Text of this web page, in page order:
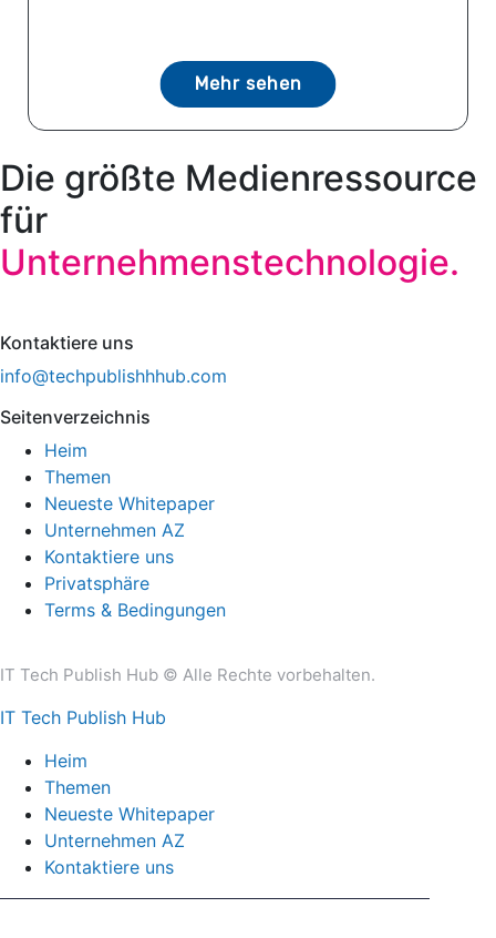
Mehr sehen
Die größte Medienressource
für
Unternehmenstechnologie.
Kontaktiere uns
info@techpublishhhub.com
Seitenverzeichnis
Heim
Themen
Neueste Whitepaper
Unternehmen AZ
Kontaktiere uns
Privatsphäre
Terms & Bedingungen
IT Tech Publish Hub © Alle Rechte vorbehalten.
IT Tech Publish Hub
Heim
Themen
Neueste Whitepaper
Unternehmen AZ
Kontaktiere uns